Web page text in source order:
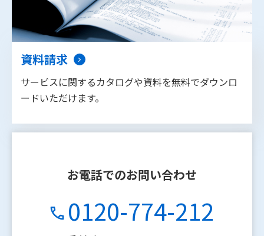
資料請求
サービスに関するカタログや資料を無料でダウンロ
ードいただけます。
お電話でのお問い合わせ
0120-774-212